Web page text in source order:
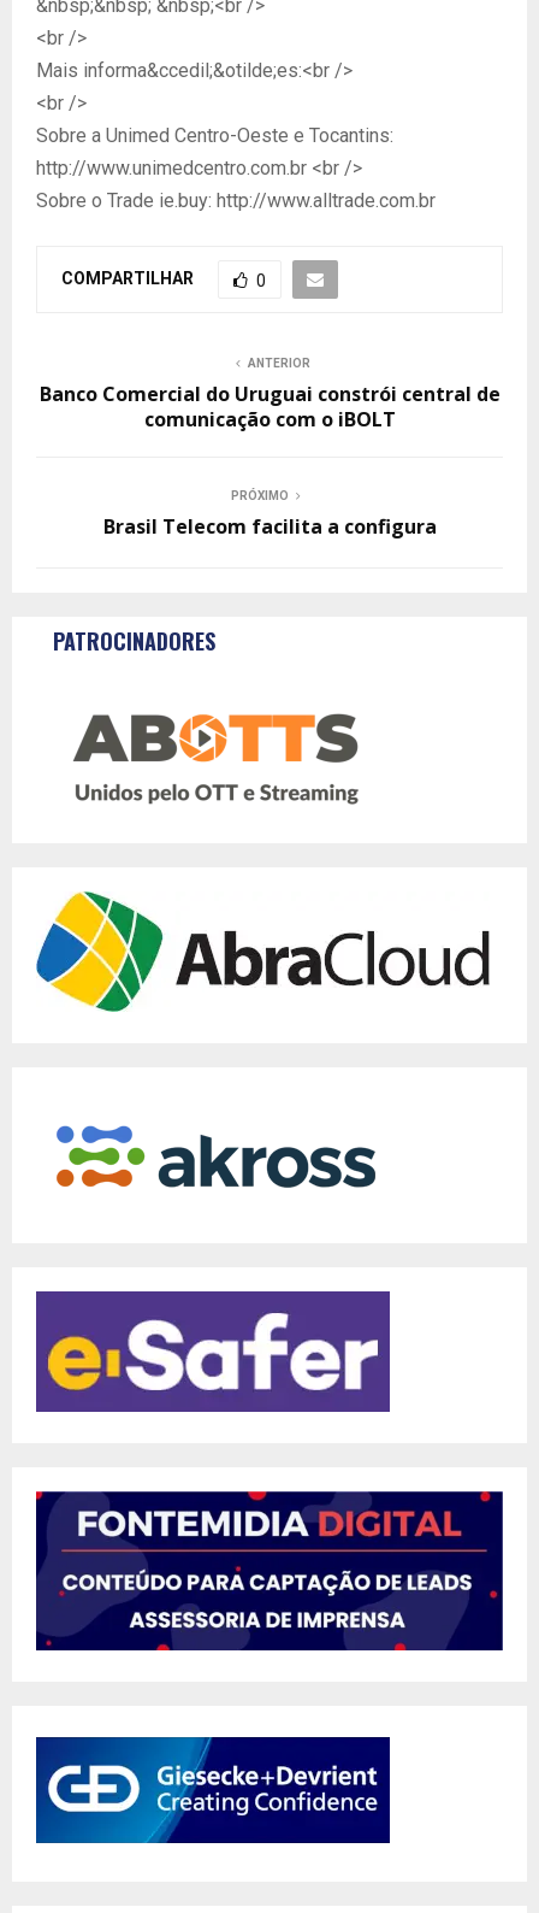
&nbsp;&nbsp; &nbsp;<br />
<br />
Mais informa&ccedil;&otilde;es:<br />
<br />
Sobre a Unimed Centro-Oeste e Tocantins:
http://www.unimedcentro.com.br <br />
Sobre o Trade ie.buy: http://www.alltrade.com.br
COMPARTILHAR 0
ANTERIOR
Banco Comercial do Uruguai constrói central de
comunicação com o iBOLT
PRÓXIMO
Brasil Telecom facilita a configura
PATROCINADORES